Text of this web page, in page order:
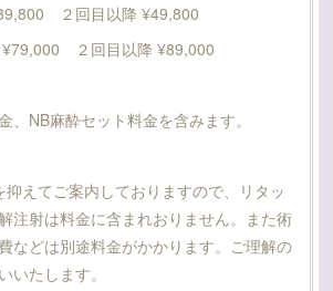
２回目以降 ¥49,800
¥79,000 ２回目以降 ¥89,000
、NB麻酔セット料金を含みます。
えてご案内しておりますので、リタッ
注射は料金に含まれおりません。また術
などは別途料金がかかります。ご理解の
いたします。